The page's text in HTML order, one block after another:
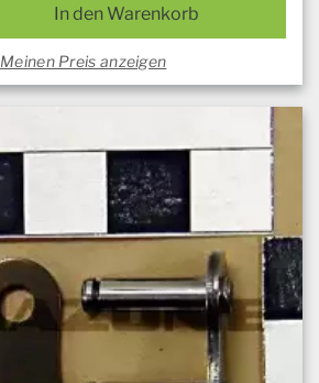
In den Warenkorb
Meinen Preis anzeigen